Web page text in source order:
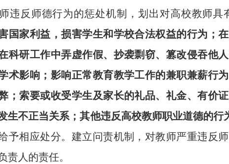
违反师德行为的惩处机制，划出对高校教师具
国家利益，损害学生和学校合法权益的行为；
科研工作中弄虚作假、抄袭剽窃、篡改侵吞他
术影响；影响正常教育教学工作的兼职兼薪行
；索要或收受学生及家长的礼品、礼金、有价
生不正当关系；其他违反高校教师职业道德的行
予相应处分。建立问责机制，对教师严重违反
责人的责任。